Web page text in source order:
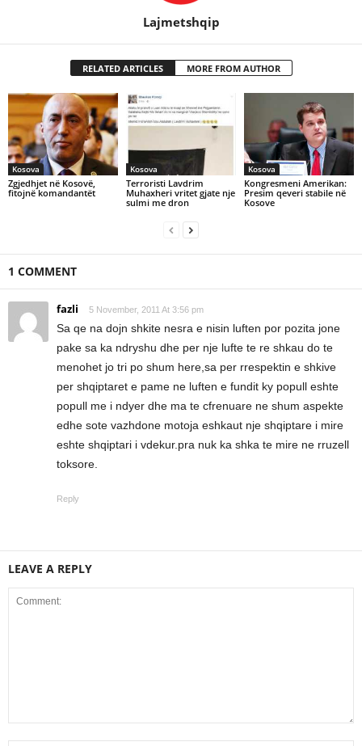
Lajmetshqip
RELATED ARTICLES MORE FROM AUTHOR
Kosova
Zgjedhjet në Kosovë,
fitojnë komandantët
Kosova
Terroristi Lavdrim
Muhaxheri vritet gjate nje
sulmi me dron
Kosova
Kongresmeni Amerikan:
Presim qeveri stabile në
Kosove
1 COMMENT
fazli 5 November, 2011 At 3:56 pm
Sa qe na dojn shkite nesra e nisin luften por pozita jone
pake sa ka ndryshu dhe per nje lufte te re shkau do te
menohet jo tri po shum here,sa per rrespektin e shkive
per shqiptaret e pame ne luften e fundit ky popull eshte
popull me i ndyer dhe ma te cfrenuare ne shum aspekte
edhe sote vazhdone motoja eshkaut nje shqiptare i mire
eshte shqiptari i vdekur.pra nuk ka shka te mire ne rruzell
toksore.
Reply
LEAVE A REPLY